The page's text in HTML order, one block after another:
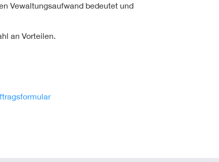
Vewaltungsaufwand bedeutet und
an Vorteilen.